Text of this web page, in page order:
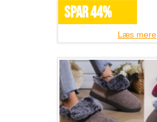
SPAR 44%
Læs mere